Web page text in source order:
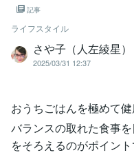
記事
ライフスタイル
さや子（人左綾星）
2025/03/31 12:37
おうちごはんを極めて健
バランスの取れた食事
をそろえるのがポイント